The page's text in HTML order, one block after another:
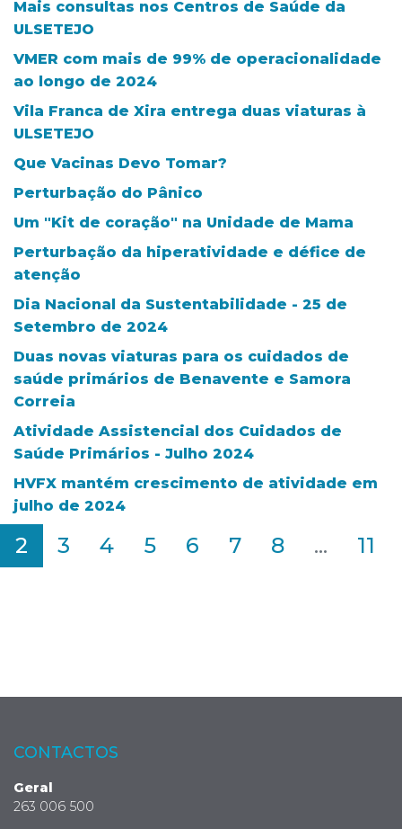
Mais consultas nos Centros de Saúde da
ULSETEJO
VMER com mais de 99% de operacionalidade
ao longo de 2024
Vila Franca de Xira entrega duas viaturas à
ULSETEJO
Que Vacinas Devo Tomar?
Perturbação do Pânico
Um "Kit de coração" na Unidade de Mama
Perturbação da hiperatividade e défice de
atenção
Dia Nacional da Sustentabilidade - 25 de
Setembro de 2024
Duas novas viaturas para os cuidados de
saúde primários de Benavente e Samora
Correia
Atividade Assistencial dos Cuidados de
Saúde Primários - Julho 2024
HVFX mantém crescimento de atividade em
julho de 2024
2 3 4 5 6 7 8 ... 11
CONTACTOS
Geral
263 006 500